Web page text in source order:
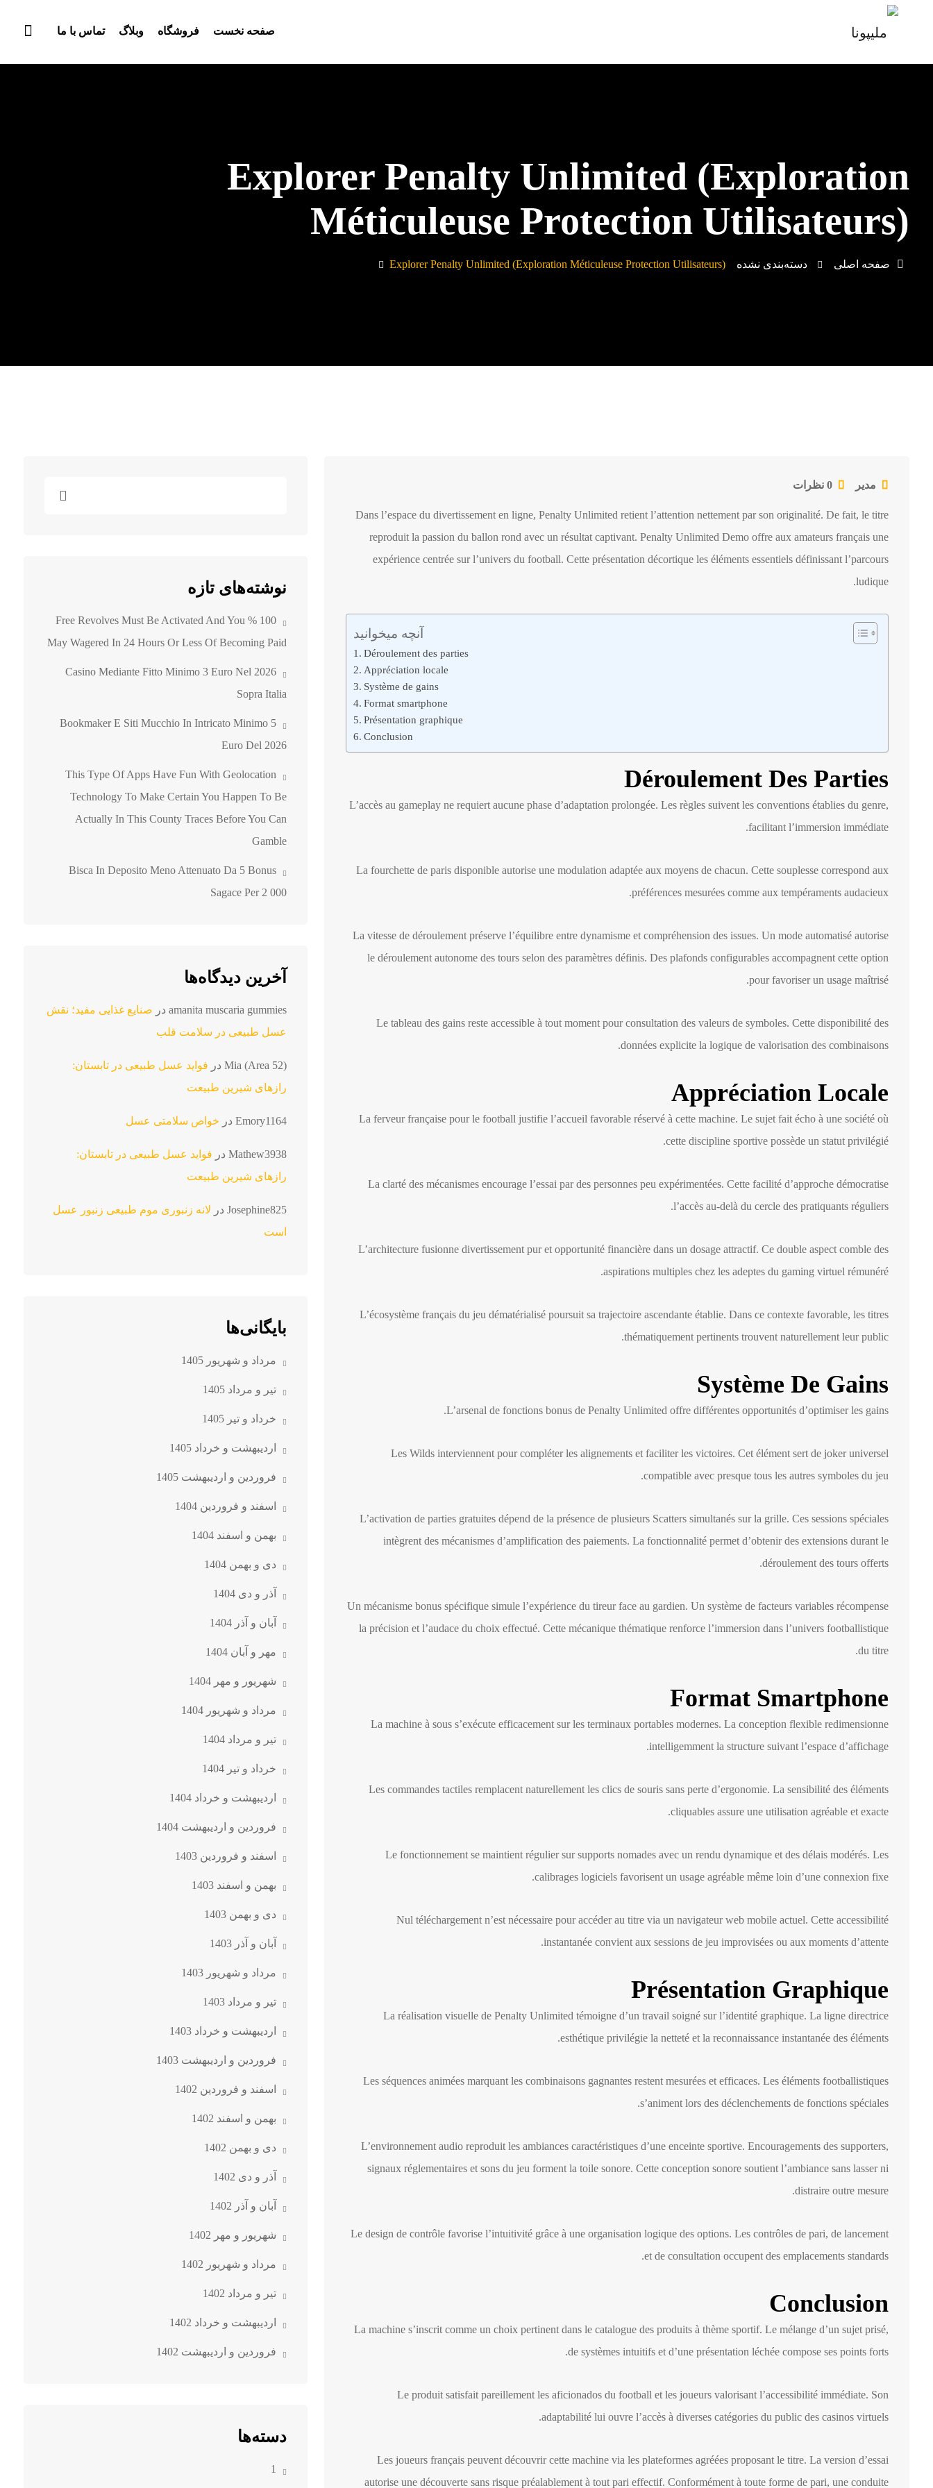
صفحه نخست فروشگاه وبلاگ تماس با ما
Explorer Penalty Unlimited (exploration
Méticuleuse Protection Utilisateurs)
صفحه اصلی دسته‌بندی نشده Explorer Penalty Unlimited (exploration Méticuleuse Protection Utilisateurs)
مدیر 0 نظرات
Dans l’espace du divertissement en ligne, Penalty Unlimited retient l’attention nettement par son originalité. De fait, le titre
reproduit la passion du ballon rond avec un résultat captivant. Penalty Unlimited Demo offre aux amateurs français une
expérience centrée sur l’univers du football. Cette présentation décortique les éléments essentiels définissant l’parcours
ludique.
آنچه میخوانید
Déroulement des parties
Appréciation locale
Système de gains
Format smartphone
Présentation graphique
Conclusion
Déroulement Des Parties
L’accès au gameplay ne requiert aucune phase d’adaptation prolongée. Les règles suivent les conventions établies du genre,
facilitant l’immersion immédiate.
La fourchette de paris disponible autorise une modulation adaptée aux moyens de chacun. Cette souplesse correspond aux
préférences mesurées comme aux tempéraments audacieux.
La vitesse de déroulement préserve l’équilibre entre dynamisme et compréhension des issues. Un mode automatisé autorise
le déroulement autonome des tours selon des paramètres définis. Des plafonds configurables accompagnent cette option
pour favoriser un usage maîtrisé.
Le tableau des gains reste accessible à tout moment pour consultation des valeurs de symboles. Cette disponibilité des
données explicite la logique de valorisation des combinaisons.
Appréciation Locale
La ferveur française pour le football justifie l’accueil favorable réservé à cette machine. Le sujet fait écho à une société où
cette discipline sportive possède un statut privilégié.
La clarté des mécanismes encourage l’essai par des personnes peu expérimentées. Cette facilité d’approche démocratise
l’accès au-delà du cercle des pratiquants réguliers.
L’architecture fusionne divertissement pur et opportunité financière dans un dosage attractif. Ce double aspect comble des
aspirations multiples chez les adeptes du gaming virtuel rémunéré.
L’écosystème français du jeu dématérialisé poursuit sa trajectoire ascendante établie. Dans ce contexte favorable, les titres
thématiquement pertinents trouvent naturellement leur public.
Système De Gains
L’arsenal de fonctions bonus de Penalty Unlimited offre différentes opportunités d’optimiser les gains.
Les Wilds interviennent pour compléter les alignements et faciliter les victoires. Cet élément sert de joker universel
compatible avec presque tous les autres symboles du jeu.
L’activation de parties gratuites dépend de la présence de plusieurs Scatters simultanés sur la grille. Ces sessions spéciales
intègrent des mécanismes d’amplification des paiements. La fonctionnalité permet d’obtenir des extensions durant le
déroulement des tours offerts.
Un mécanisme bonus spécifique simule l’expérience du tireur face au gardien. Un système de facteurs variables récompense
la précision et l’audace du choix effectué. Cette mécanique thématique renforce l’immersion dans l’univers footballistique
du titre.
Format Smartphone
La machine à sous s’exécute efficacement sur les terminaux portables modernes. La conception flexible redimensionne
intelligemment la structure suivant l’espace d’affichage.
Les commandes tactiles remplacent naturellement les clics de souris sans perte d’ergonomie. La sensibilité des éléments
cliquables assure une utilisation agréable et exacte.
Le fonctionnement se maintient régulier sur supports nomades avec un rendu dynamique et des délais modérés. Les
calibrages logiciels favorisent un usage agréable même loin d’une connexion fixe.
Nul téléchargement n’est nécessaire pour accéder au titre via un navigateur web mobile actuel. Cette accessibilité
instantanée convient aux sessions de jeu improvisées ou aux moments d’attente.
Présentation Graphique
La réalisation visuelle de Penalty Unlimited témoigne d’un travail soigné sur l’identité graphique. La ligne directrice
esthétique privilégie la netteté et la reconnaissance instantanée des éléments.
Les séquences animées marquant les combinaisons gagnantes restent mesurées et efficaces. Les éléments footballistiques
s’animent lors des déclenchements de fonctions spéciales.
L’environnement audio reproduit les ambiances caractéristiques d’une enceinte sportive. Encouragements des supporters,
signaux réglementaires et sons du jeu forment la toile sonore. Cette conception sonore soutient l’ambiance sans lasser ni
distraire outre mesure.
Le design de contrôle favorise l’intuitivité grâce à une organisation logique des options. Les contrôles de pari, de lancement
et de consultation occupent des emplacements standards.
Conclusion
La machine s’inscrit comme un choix pertinent dans le catalogue des produits à thème sportif. Le mélange d’un sujet prisé,
de systèmes intuitifs et d’une présentation léchée compose ses points forts.
Le produit satisfait pareillement les aficionados du football et les joueurs valorisant l’accessibilité immédiate. Son
adaptabilité lui ouvre l’accès à diverses catégories du public des casinos virtuels.
Les joueurs français peuvent découvrir cette machine via les plateformes agréées proposant le titre. La version d’essai
autorise une découverte sans risque préalablement à tout pari effectif. Conformément à toute forme de pari, une conduite
نوشته‌های تازه
100 % Free Revolves Must Be Activated And You
May Wagered In 24 Hours Or Less Of Becoming Paid
Casino Mediante Fitto Minimo 3 Euro Nel 2026
Sopra Italia
Bookmaker E Siti Mucchio In Intricato Minimo 5
Euro Del 2026
This Type Of Apps Have Fun With Geolocation
Technology To Make Certain You Happen To Be
Actually In This County Traces Before You Can
Gamble
Bisca In Deposito Meno Attenuato Da 5 Bonus
Sagace Per 2 000
آخرین دیدگاه‌ها
amanita muscaria gummiesدر صنایع غذایی مفید؛ نقش
عسل طبیعی در سلامت قلب
Mia (Area 52)در فواید عسل طبیعی در تابستان:
رازهای شیرین طبیعت
Emory1164در خواص سلامتی عسل
Mathew3938در فواید عسل طبیعی در تابستان:
رازهای شیرین طبیعت
Josephine825در لانه زنبوری موم طبیعی زنبور عسل
است
بایگانی‌ها
مرداد و شهریور 1405
تیر و مرداد 1405
خرداد و تیر 1405
اردیبهشت و خرداد 1405
فروردین و اردیبهشت 1405
اسفند و فروردین 1404
بهمن و اسفند 1404
دی و بهمن 1404
آذر و دی 1404
آبان و آذر 1404
مهر و آبان 1404
شهریور و مهر 1404
مرداد و شهریور 1404
تیر و مرداد 1404
خرداد و تیر 1404
اردیبهشت و خرداد 1404
فروردین و اردیبهشت 1404
اسفند و فروردین 1403
بهمن و اسفند 1403
دی و بهمن 1403
آبان و آذر 1403
مرداد و شهریور 1403
تیر و مرداد 1403
اردیبهشت و خرداد 1403
فروردین و اردیبهشت 1403
اسفند و فروردین 1402
بهمن و اسفند 1402
دی و بهمن 1402
آذر و دی 1402
آبان و آذر 1402
شهریور و مهر 1402
مرداد و شهریور 1402
تیر و مرداد 1402
اردیبهشت و خرداد 1402
فروردین و اردیبهشت 1402
دسته‌ها
1